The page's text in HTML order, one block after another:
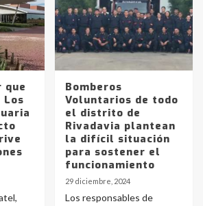
que
Los
Bomberos
Voluntarios de todo
el distrito de
Rivadavia plantean
la difícil situación
para sostener el
funcionamiento
29 diciembre, 2024
Los responsables de